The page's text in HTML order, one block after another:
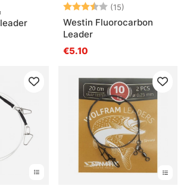
Note: (15)
Westin Fluorocarbon
Leader
€5.10